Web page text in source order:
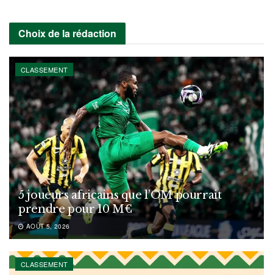
Choix de la rédaction
CLASSEMENT
5 joueurs africains que l’OM pourrait
prendre pour 10 M€
AOÛT 5, 2026
CLASSEMENT